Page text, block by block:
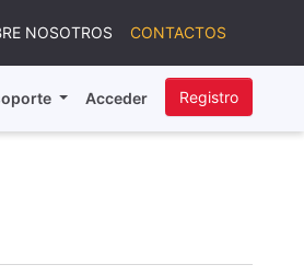
NOSOTROS CONTACTOS
Acceder Registro